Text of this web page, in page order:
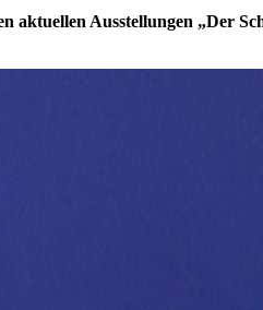
Ausstellungen „Der